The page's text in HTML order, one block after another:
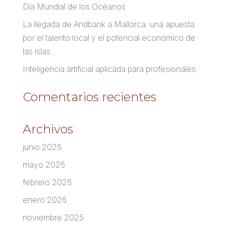
Día Mundial de los Océanos
La llegada de Andbank a Mallorca: una apuesta
por el talento local y el potencial económico de
las islas.
Inteligencia artificial aplicada para profesionales.
Comentarios recientes
Archivos
junio 2026
mayo 2026
febrero 2026
enero 2026
noviembre 2025